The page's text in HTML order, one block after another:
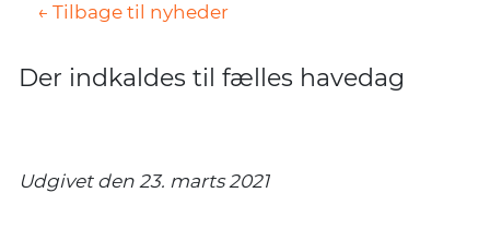
← Tilbage til nyheder
Der indkaldes til fælles havedag
Udgivet den 23. marts 2021